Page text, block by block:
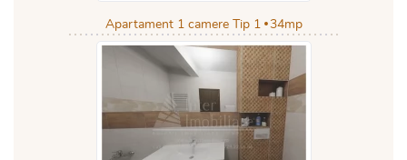
Apartament 1 camere Tip 1 34mp